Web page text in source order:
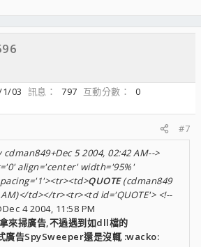
1/03 訊息 797 互動分數
0
#7
5 2004, 02:42 AM-->
align='center' width='95%'
QUOTE(cdman849
AM)</td></tr><tr><td id='QUOTE'> <!--
4 2004, 11:58 PM
來掃廣告,不過遇到如dll檔的
廣告SpySweeper還是沒輒 :wacko: